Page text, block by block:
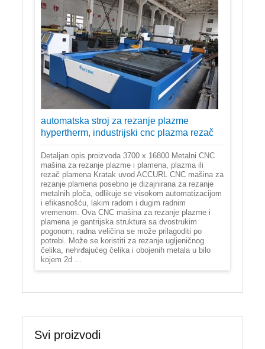
automatska stroj za rezanje plazme
hypertherm, industrijski cnc plazma rezač
Detaljan opis proizvoda 3700 x 16800 Metalni CNC
mašina za rezanje plazme i plamena, plazma ili
rezač plamena Kratak uvod ACCURL CNC mašina za
rezanje plamena posebno je dizajnirana za rezanje
metalnih ploča, odlikuje se visokom automatizacijom
i efikasnošću, lakim radom i dugim radnim
vremenom. Ova CNC mašina za rezanje plazme i
plamena je gantrijska struktura sa dvostrukim
pogonom, radna veličina se može prilagoditi po
potrebi. Može se koristiti za rezanje ugljeničnog
čelika, nehrđajućeg čelika i obojenih metala u bilo
kojem 2d ...
Svi proizvodi